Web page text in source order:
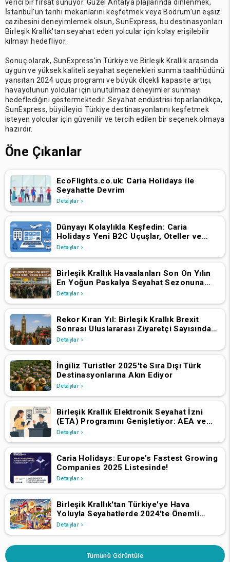
verici bir fırsat sunuyor. Güzel Antalya plajlarında dinlenmek,
İstanbul'un tarihi mekanlarını keşfetmek veya Bodrum'un eşsiz
cazibesini deneyimlemek olsun, SunExpress, bu destinasyonları
Birleşik Krallık'tan seyahat eden yolcular için kolay erişilebilir
kılmayı hedefliyor.
Sonuç olarak, SunExpress'in Türkiye ve Birleşik Krallık arasında
uygun ve yüksek kaliteli seyahat seçenekleri sunma taahhüdünü
yansıtan 2024 uçuş programı ve büyük ölçekli kapasite artışı,
havayolunun yolcular için unutulmaz deneyimler sunmayı
hedeflediğini göstermektedir. Seyahat endüstrisi toparlandıkça,
SunExpress, büyüleyici Türkiye destinasyonlarını keşfetmek
isteyen yolcular için güvenilir ve tercih edilen bir seçenek olmaya
hazırdır.
Öne Çıkanlar
EcoFlights.co.uk: Caria Holidays ile
Seyahatte Devrim
Detaylar
Dünyayı Kolaylıkla Keşfedin: Caria
Holidays Yeni B2C Uçuşlar, Oteller ve
Tatil Paketleri Platformunu Başlattı
Detaylar
Birleşik Krallık Havaalanları Son On Yılın
En Yoğun Paskalya Seyahat Sezonuna
Hazırlanıyor
Detaylar
Rekor Kıran Yıl: Birleşik Krallık Brexit
Sonrası Uluslararası Ziyaretçi Sayısında
Artış Yaşadı
Detaylar
İngiliz Turistler 2025'te Sıra Dışı Türk
Destinasyonlarına Akın Ediyor
Detaylar
Birleşik Krallık Elektronik Seyahat İzni
(ETA) Programını Genişletiyor: AEA ve
İsviçre Vatandaşlarının 2 Nisan 2025'ten
Detaylar
Caria Holidays: Europe’s Fastest Growing
Companies 2025 Listesinde!
Detaylar
Birleşik Krallık'tan Türkiye'ye Hava
Yoluyla Seyahatlerde 2024'te Önemli
Büyüme
Detaylar
Tümünü Görüntüle